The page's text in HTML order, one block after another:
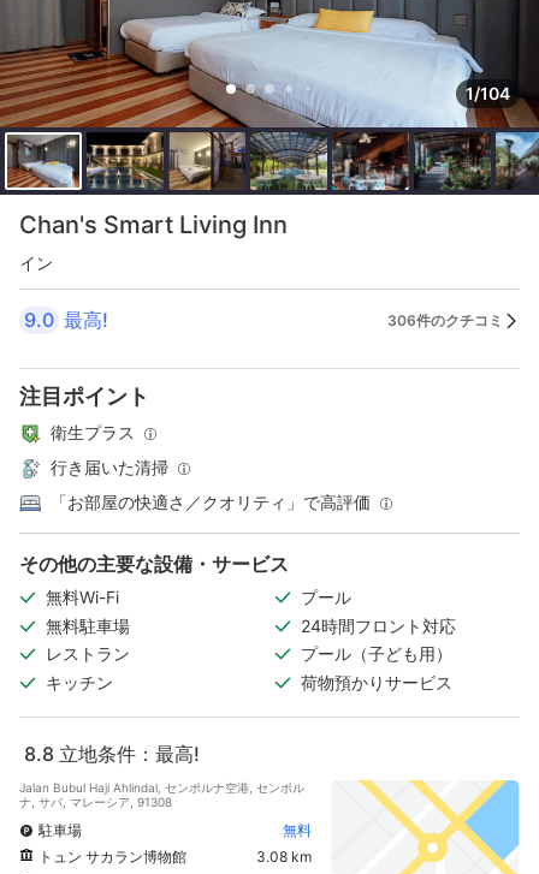
1/104
Chan's Smart Living Inn
イン
9.0 最高! 306件のクチコミ
注目ポイント
衛生プラス
行き届いた清掃
「お部屋の快適さ／クオリティ」で高評価
その他の主要な設備・サービス
無料Wi-Fi
プール
無料駐車場
24時間フロント対応
レストラン
プール（子ども用）
キッチン
荷物預かりサービス
8.8 立地条件：最高!
Jalan Bubul Haji Ahlindal, センポルナ空港, センポル
ナ, サバ, マレーシア, 91308
駐車場
無料
トュン サカラン博物館
3.08 km